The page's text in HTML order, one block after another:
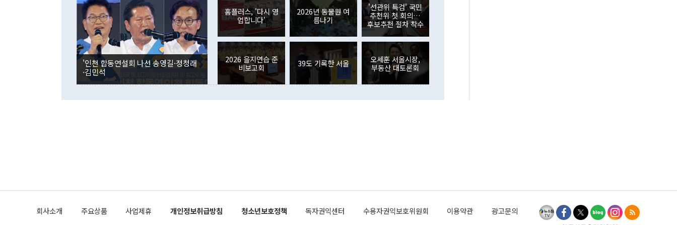
은 "그것은 외교부의 몫"이라며 "아직 거기까지 진도가 나가지 않았다"고
잘랐다. 정 장관이 이날 소개한 대북 구상과 설명은 정부 내 조율을 거치지
않았다는 점에서 문제가 있다. 특히 주적 표현 대체와 국호 사용, 9·19 군
사합의 복원, 4자회담 추진 등은 통일부 장관이 결정할 사안이 아니어서 월
권이라는 지적이 나오고 있다. 이 대통령은 정 장관의 업무보고를 듣고 난
뒤 "여기 업무보고에 발표했다고 승인난 건 아니다"라고 재차 확인했다. 정
부의 한 소식통은 "정 장관의 발언 내용은 대부분 국가안전보장회의(NSC)
를 거쳐 결정된 사안이 아닌 정 장관의 개인적 생각에 가깝다"며 "안보 관
련 부처 장관이 정부의 공식 정책이 아닌 사안을 추진하겠다고 업무보고를
하고 대통령의 면전에서 '국군통수권자가 나서야 한다'고 주장한 것은 심각
이나 미국은 북한에 선비핵화를 공식적으로 요구한 적이 없기 때문이다. 지
공하는 방식으로 이뤄졌다. 1994년 북·미 제네바 기본합의는 핵시설 동결
인의 해외투자가 80억1000만달러, 외국인의 국내투자가 46억3000만달러
각각 증가했다. 증권투자에서는 외국인의 국내 주식 매도세가 이어졌다. 외
국인의 국내 주식 투자는 차익실현 매도 등의 영향으로 316억1000만달러
감소하며 전월(-310억5000만달러)에 이어 역대 최대 순매도 기록을 다시
경신했다. 외국인의 국내 채권투자는 세계국채지수(WGBI) 자금 유입에도
분기 말 만기도래 영향으로 증가 폭이 줄어든 52억9000만달러를 기록했
다. 내국인의 해외 증권투자는 주식을 중심으로 35억6000만달러 증가했
다. eoyn2@newspim.com
'인천 합동연설회 나선 송영길·정청래
·김민석
홈플러스, '다시 영
업합니다'
2026년 동물원 여
름나기
'선관위 특검' 국민
추천위 첫 회의…
후보추천 절차 착수
2026 을지연습 준
비보고회
39도 기록한 서울
오세훈 서울시장,
부동산 대토론회
회사소개 주요상품 사업제휴 개인정보취급방침 청소년보호정책 독자권익센터 수용자권익보호위원회 이용약관 광고문의